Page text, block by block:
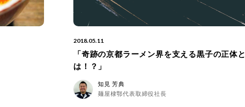
2018.05.11
「奇跡の京都ラーメン界を支える黒子の正体と
は！？」
知見 芳典
麺屋棣鄂代表取締役社長